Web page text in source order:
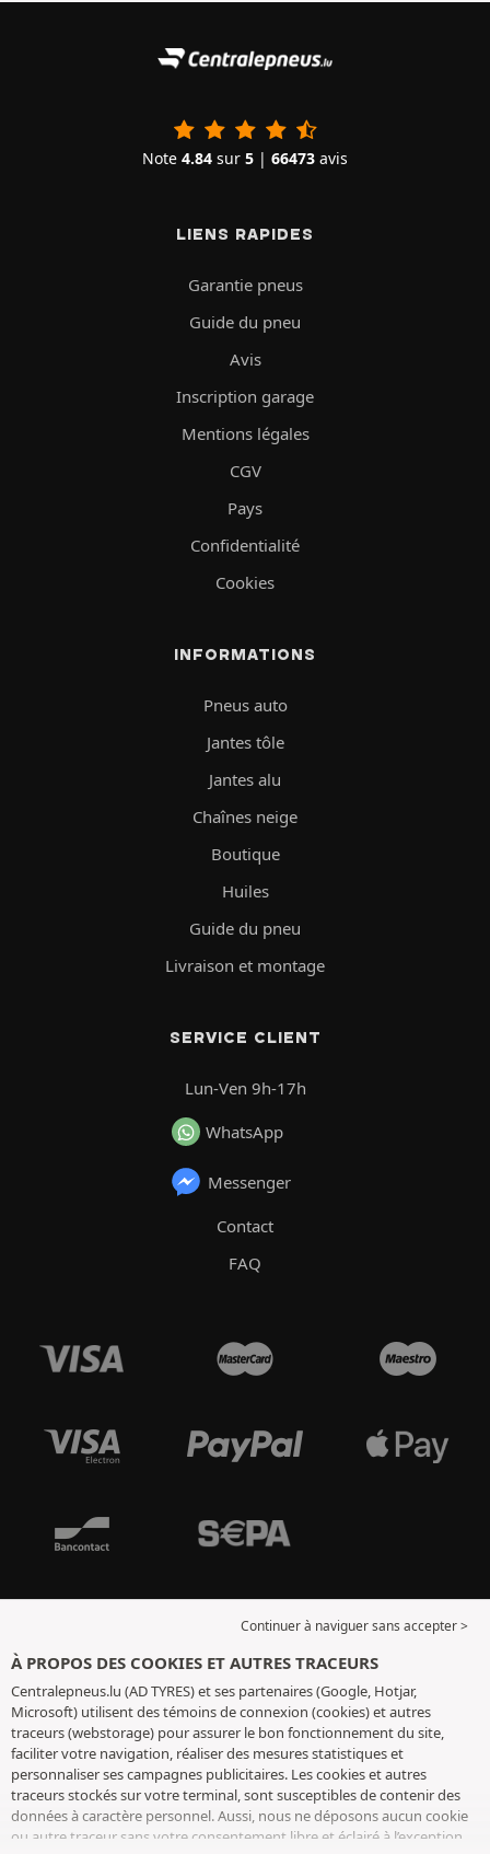
Note 4.84 sur 5 | 66473 avis
LIENS RAPIDES
Garantie pneus
Guide du pneu
Avis
Inscription garage
Mentions légales
CGV
Pays
Confidentialité
Cookies
INFORMATIONS
Pneus auto
Jantes tôle
Jantes alu
Chaînes neige
Boutique
Huiles
Guide du pneu
Livraison et montage
SERVICE CLIENT
Lun-Ven 9h-17h
WhatsApp
Messenger
Contact
FAQ
Continuer à naviguer sans accepter >
À PROPOS DES COOKIES ET AUTRES TRACEURS
Centralepneus.lu (AD TYRES) et ses partenaires (Google, Hotjar,
Microsoft) utilisent des témoins de connexion (cookies) et autres
traceurs (webstorage) pour assurer le bon fonctionnement du site,
faciliter votre navigation, réaliser des mesures statistiques et
personnaliser ses campagnes publicitaires. Les cookies et autres
traceurs stockés sur votre terminal, sont susceptibles de contenir des
données à caractère personnel. Aussi, nous ne déposons aucun cookie
ou autre traceur sans votre consentement libre et éclairé à l’exception